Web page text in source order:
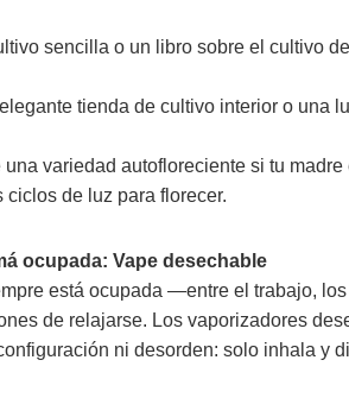
sencilla o un libro sobre el cultivo
tienda de cultivo interior o una
variedad autofloreciente si tu
ciclos de luz para florecer.
ocupada: Vape desechable
está ocupada —entre el trabajo,
de relajarse. Los vaporizadores
ni desorden: solo inhala y